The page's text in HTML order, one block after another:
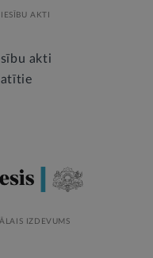
AKTI
akti
IZDEVUMS